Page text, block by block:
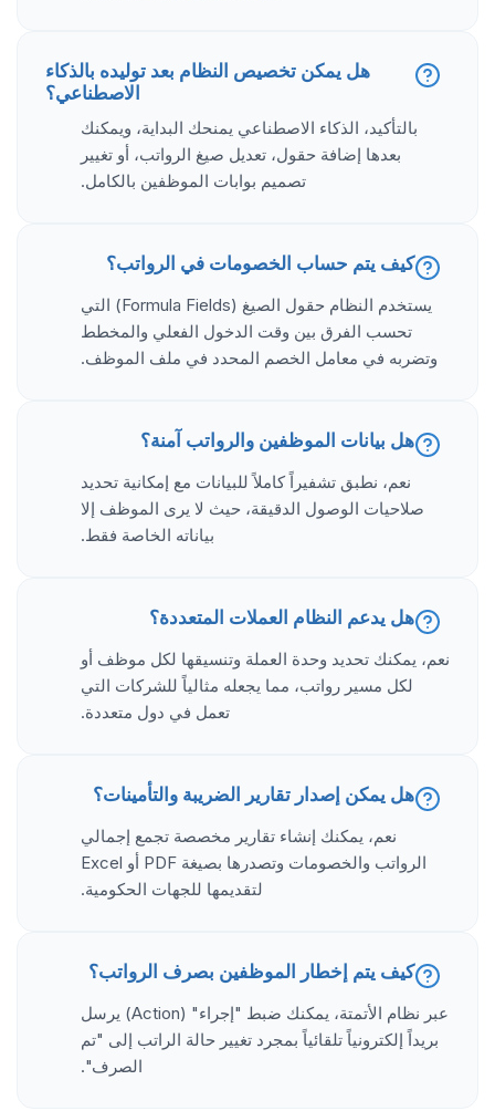
هل يمكن تخصيص النظام بعد توليده بالذكاء
الاصطناعي؟
بالتأكيد، الذكاء الاصطناعي يمنحك البداية، ويمكنك
بعدها إضافة حقول، تعديل صيغ الرواتب، أو تغيير
تصميم بوابات الموظفين بالكامل.
كيف يتم حساب الخصومات في الرواتب؟
يستخدم النظام حقول الصيغ (Formula Fields) التي
تحسب الفرق بين وقت الدخول الفعلي والمخطط
وتضربه في معامل الخصم المحدد في ملف الموظف.
هل بيانات الموظفين والرواتب آمنة؟
نعم، نطبق تشفيراً كاملاً للبيانات مع إمكانية تحديد
صلاحيات الوصول الدقيقة، حيث لا يرى الموظف إلا
بياناته الخاصة فقط.
هل يدعم النظام العملات المتعددة؟
نعم، يمكنك تحديد وحدة العملة وتنسيقها لكل موظف أو
لكل مسير رواتب، مما يجعله مثالياً للشركات التي
تعمل في دول متعددة.
هل يمكن إصدار تقارير الضريبة والتأمينات؟
نعم، يمكنك إنشاء تقارير مخصصة تجمع إجمالي
الرواتب والخصومات وتصدرها بصيغة PDF أو Excel
لتقديمها للجهات الحكومية.
كيف يتم إخطار الموظفين بصرف الرواتب؟
عبر نظام الأتمتة، يمكنك ضبط "إجراء" (Action) يرسل
بريداً إلكترونياً تلقائياً بمجرد تغيير حالة الراتب إلى "تم
الصرف".